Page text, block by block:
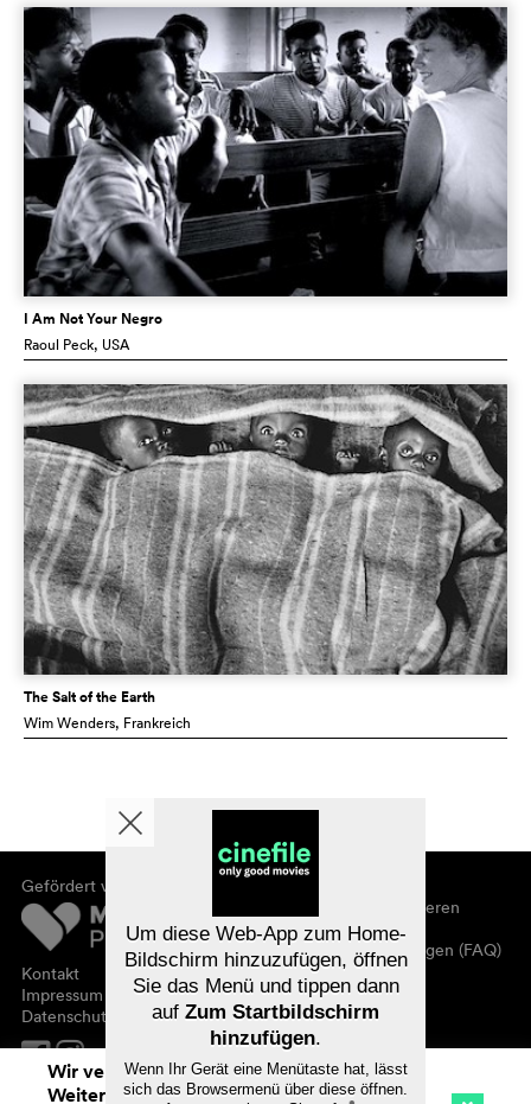
I Am Not Your Negro
Raoul Peck, USA
The Salt of the Earth
Wim Wenders, Frankreich
Gefördert von
Kontakt
Impressum
Datenschutz
Registrieren/abonnieren
Newsletter
Häufig gestellte Fragen (FAQ)
Gutscheine
Wir verwenden Cookies. Mit dem
Weitersurfen auf cinefile.ch stimmen Sie
Um diese Web-App zum Home-
Bildschirm hinzuzufügen, öffnen
Sie das Menü und tippen dann
auf Zum Startbildschirm
hinzufügen.
Wenn Ihr Gerät eine Menütaste hat, lässt
sich das Browsermenü über diese öffnen.